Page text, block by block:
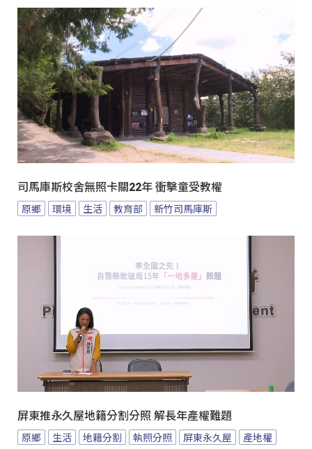
司馬庫斯校舍無照卡關22年 衝擊童受教權
原鄉 環境 生活 教育部 新竹司馬庫斯
屏東推永久屋地籍分割分照 解長年產權難題
原鄉 生活 地籍分割 執照分照 屏東永久屋 產地權